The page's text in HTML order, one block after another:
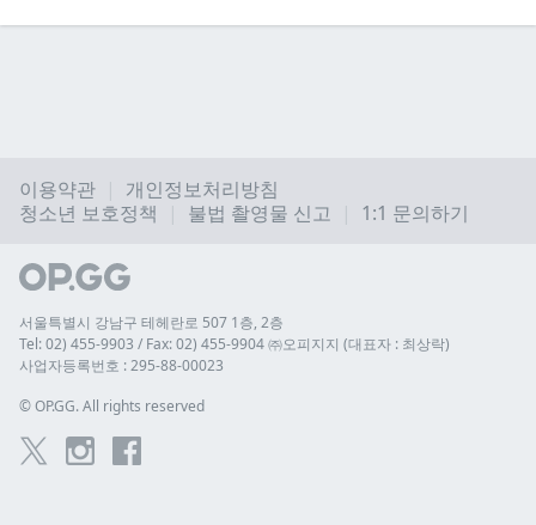
이용약관
개인정보처리방침
청소년 보호정책
불법 촬영물 신고 1:1 문의하기
서울특별시 강남구 테헤란로 507 1층, 2층
Tel: 02) 455-9903 / Fax: 02) 455-9904 ㈜오피지지 (대표자 : 최상락)
사업자등록번호 : 295-88-00023
© OP.GG. All rights reserved